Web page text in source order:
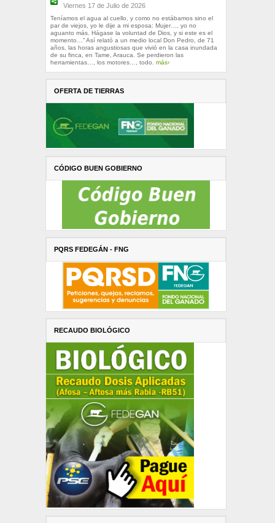
Viernes 17 de Julio de 2026
Teníamos el agua al cuello, y como no estábamos sino el
par de viejos, yo le dije a mi esposa: Mujer…, yo no
aguanto más. Hágase la voluntad de Dios, y si este es el
momento…” Así relató a un medio local Don Pedro, de 71
años, las horas angustiosas que vivió en la casa inundada
de su finca, en Tame, Arauca. Se perdieron las
herramientas…, los motores…, todo. más›
OFERTA DE TIERRAS
CÓDIGO BUEN GOBIERNO
PQRS FEDEGÁN - FNG
RECAUDO BIOLÓGICO